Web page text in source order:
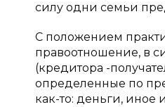
силу одни семьи
С положением
правоотношение, в
(кредитора -
определенные по
как-то: деньги, иное